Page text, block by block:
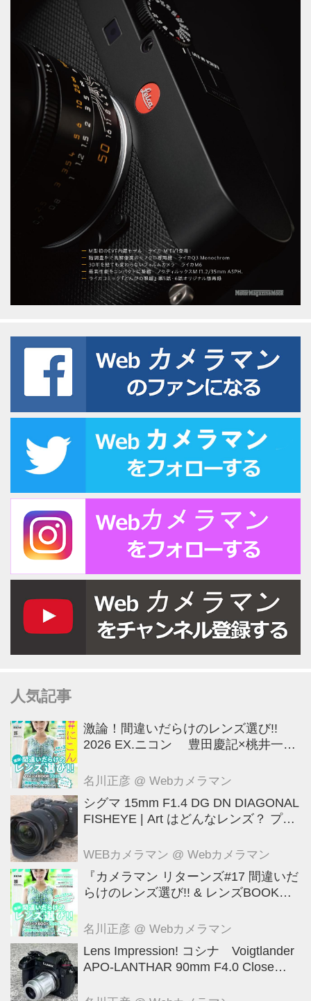
人気記事
激論！間違いだらけのレンズ選び!!
2026 EX.ニコン 豊田慶記×桃井一至
名川正彦 @ Webカメラマン
シグマ 15mm F1.4 DG DN DIAGONAL
FISHEYE | Art はどんなレンズ？ プロ
WEBカメラマン @ Webカメラマン
『カメラマン リターンズ#17 間違いだ
らけのレンズ選び!! & レンズBOOK
名川正彦 @ Webカメラマン
Lens Impression! コシナ Voigtlander
APO-LANTHAR 90mm F4.0 Close